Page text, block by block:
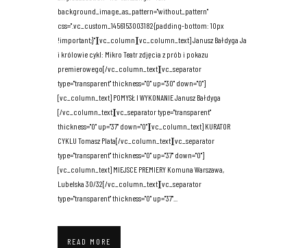
background_image_as_pattern="without_pattern"
css=".vc_custom_1456153003182{padding-bottom: 10px
!important;}"][vc_column][vc_column_text] Janusz Bałdyga Ja
i królowie cykl: Mikro Teatr zdjęcia z prób i pokazu
premierowego[/vc_column_text][vc_separator
type="transparent" thickness="0" up="30" down="0"]
[vc_column_text] POMYSŁ I WYKONANIE Janusz Bałdyga
[/vc_column_text][vc_separator type="transparent"
thickness="0" up="37" down="0"][vc_column_text] KURATOR
CYKLU Tomasz Plata[/vc_column_text][vc_separator
type="transparent" thickness="0" up="37" down="0"]
[vc_column_text] MIEJSCE PREMIERY Komuna Warszawa,
Lubelska 30/32[/vc_column_text][vc_separator
type="transparent" thickness="0" up="37"...
READ MORE